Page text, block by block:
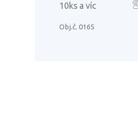
10ks a víc
Obj.č. 0165